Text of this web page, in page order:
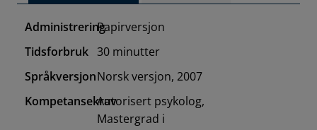
AdministreringPapirversjon
Tidsforbruk 30 minutter
SpråkversjonNorsk versjon, 2007
KompetansekravAutorisert psykolog,
Mastergrad i